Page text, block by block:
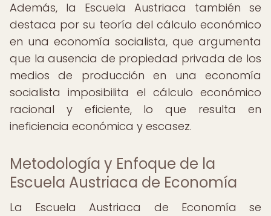
Además, la Escuela Austriaca también se
destaca por su teoría del cálculo económico
en una economía socialista, que argumenta
que la ausencia de propiedad privada de los
medios de producción en una economía
socialista imposibilita el cálculo económico
racional y eficiente, lo que resulta en
ineficiencia económica y escasez.
Metodología y Enfoque de la
Escuela Austriaca de Economía
La Escuela Austriaca de Economía se